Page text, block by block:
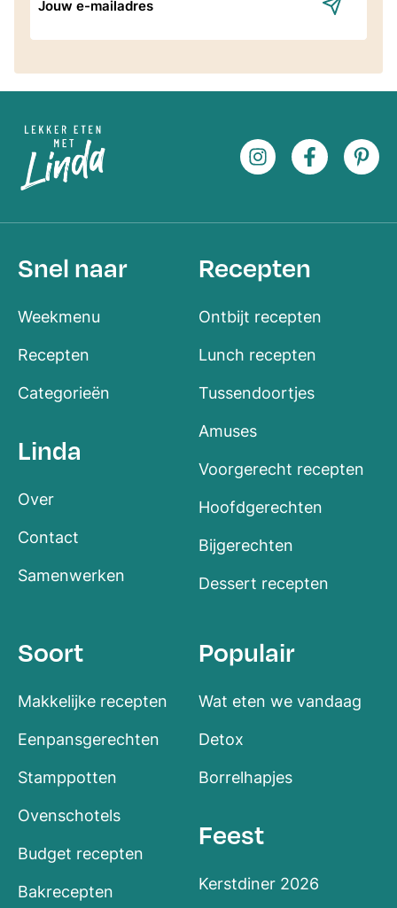
mailadres
Snel naar
Weekmenu
Recepten
Categorieën
Linda
Over
Contact
Samenwerken
Recepten
Ontbijt recepten
Lunch recepten
Tussendoortjes
Amuses
Voorgerecht recepten
Hoofdgerechten
Bijgerechten
Dessert recepten
Soort
Makkelijke recepten
Eenpansgerechten
Stamppotten
Ovenschotels
Budget recepten
Bakrecepten
Populair
Wat eten we vandaag
Detox
Borrelhapjes
Feest
Kerstdiner 2026